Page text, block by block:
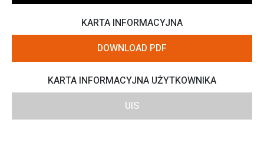
KARTA INFORMACYJNA
DOWNLOAD PDF
KARTA INFORMACYJNA UŻYTKOWNIKA
UIS